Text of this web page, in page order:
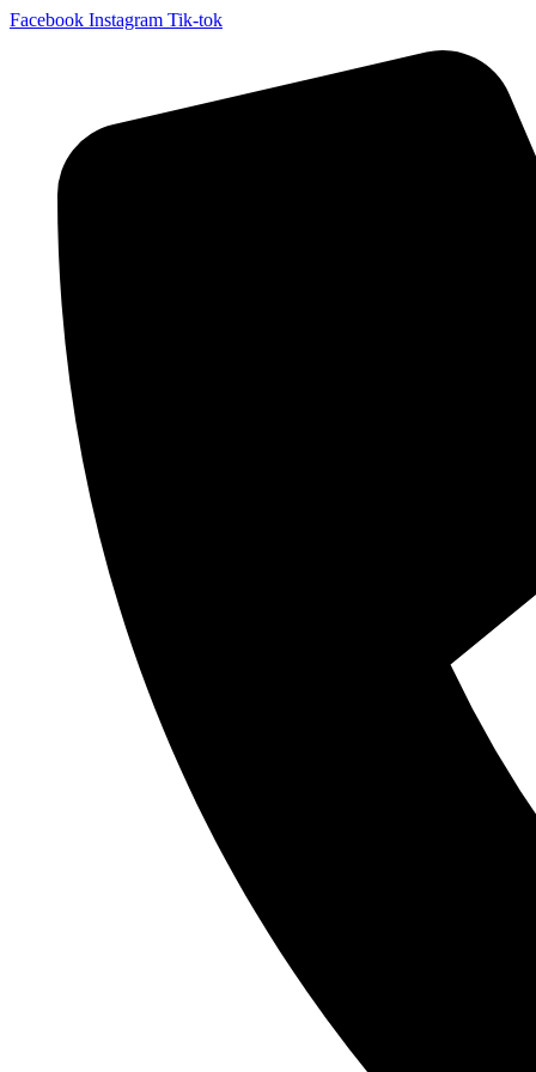
Facebook Instagram Tik-tok